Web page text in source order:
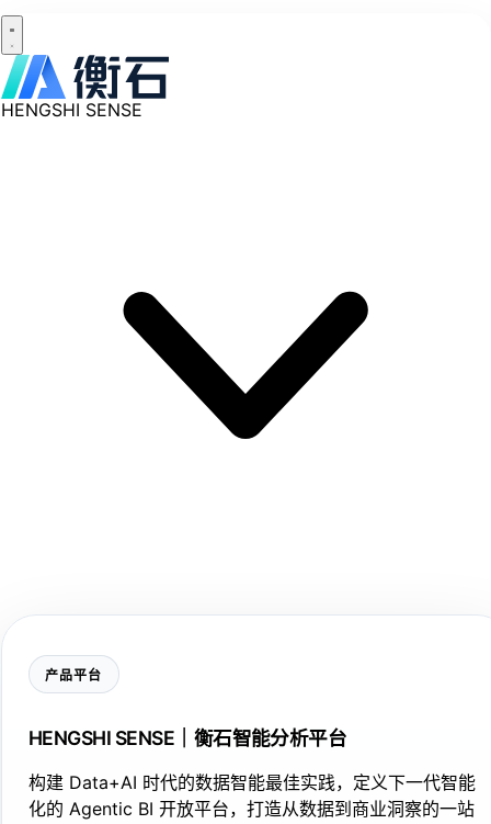
HENGSHI SENSE
产品平台
HENGSHI SENSE｜衡石智能分析平台
构建 Data+AI 时代的数据智能最佳实践，定义下一代智能
化的 Agentic BI 开放平台，打造从数据到商业洞察的一站